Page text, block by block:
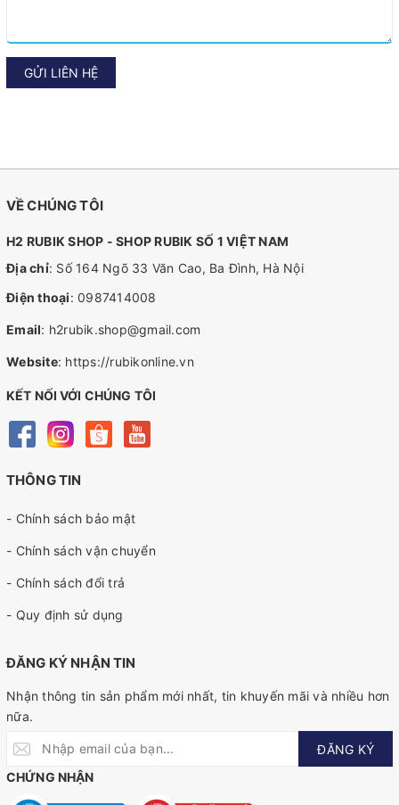
GỬI LIÊN HỆ
VỀ CHÚNG TÔI
H2 RUBIK SHOP - SHOP RUBIK SỐ 1 VIỆT NAM
Địa chỉ: Số 164 Ngõ 33 Văn Cao, Ba Đình, Hà Nội
Điện thoại: 0987414008
Email: h2rubik.shop@gmail.com
Website: https://rubikonline.vn
KẾT NỐI VỚI CHÚNG TÔI
THÔNG TIN
- Chính sách bảo mật
- Chính sách vận chuyển
- Chính sách đổi trả
- Quy định sử dụng
ĐĂNG KÝ NHẬN TIN
Nhận thông tin sản phẩm mới nhất, tin khuyến mãi và nhiều hơn
nữa.
ĐĂNG KÝ
CHỨNG NHẬN